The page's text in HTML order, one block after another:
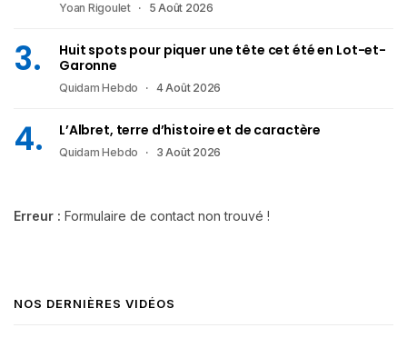
Yoan Rigoulet 5 Août 2026
Huit spots pour piquer une tête cet été en Lot-et-
Garonne
Quidam Hebdo 4 Août 2026
L’Albret, terre d’histoire et de caractère
Quidam Hebdo 3 Août 2026
Erreur : Formulaire de contact non trouvé !
NOS DERNIÈRES VIDÉOS